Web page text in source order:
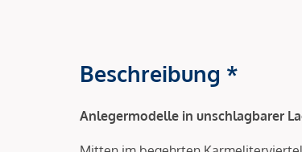
Beschreibung *
Anlegermodelle in unschlagbarer